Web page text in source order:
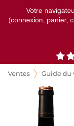
Votre
(connexion, panier,
Ventes Guide du